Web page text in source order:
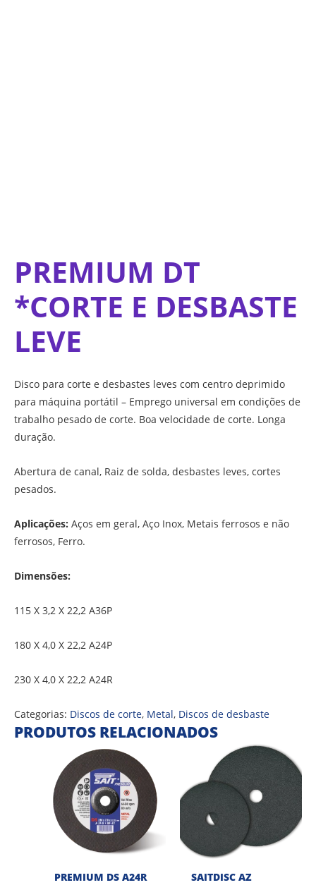
PREMIUM DT
*CORTE E DESBASTE
LEVE
Disco para corte e desbastes leves com centro deprimido
para máquina portátil – Emprego universal em condições de
trabalho pesado de corte. Boa velocidade de corte. Longa
duração.
Abertura de canal, Raiz de solda, desbastes leves, cortes
pesados.
Aplicações: Aços em geral, Aço Inox, Metais ferrosos e não
ferrosos, Ferro.
Dimensões:
115 X 3,2 X 22,2 A36P
180 X 4,0 X 22,2 A24P
230 X 4,0 X 22,2 A24R
Categorias: Discos de corte, Metal, Discos de desbaste
PRODUTOS RELACIONADOS
PREMIUM DS A24R SAITDISC AZ